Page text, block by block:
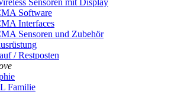
Sensoren mit Display
Software
Interfaces
Sensoren und Zubehör
/ Restposten
Familie